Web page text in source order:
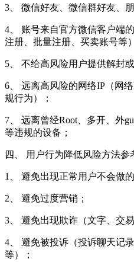
3、 微信好友、微信群好友、
4、 账号来自官方微信客户端
注册、批量注册、买卖账号等
5、 不给高风险用户提供解封
6、 远离高风险的网络IP（网
规行为）；
7、 远离曾经Root、多开、外
等违规的设备；
四、 用户行为降低风险方法参
1、 避免出现正常用户不会做
2、 避免过度营销；
3、 避免出现欺诈（文字、交
4、 避免被投诉（投诉聊天记
等）；